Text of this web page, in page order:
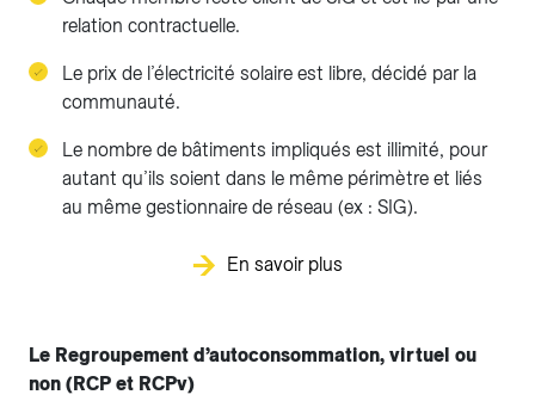
relation contractuelle.
Le prix de l’électricité solaire est libre, décidé par la
communauté.
Le nombre de bâtiments impliqués est illimité, pour
autant qu’ils soient dans le même périmètre et liés
au même gestionnaire de réseau (ex : SIG).
En savoir plus
Le Regroupement d’autoconsommation, virtuel ou
non (RCP et RCPv)